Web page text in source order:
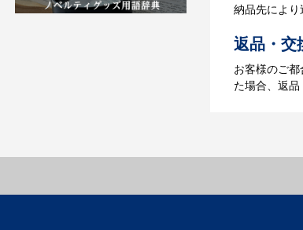
納品先によ
返品・交
お客様のご
た場合、返品